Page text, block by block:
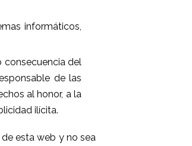
informáticos,
consecuencia del
de las
al honor, a la
ilícita.
esta web y no sea